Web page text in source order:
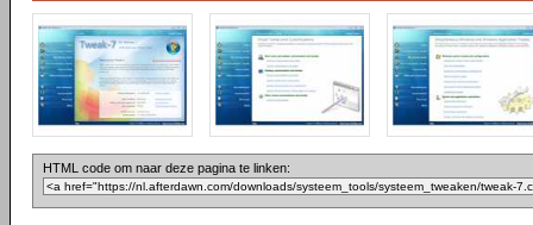
HTML code om naar deze pagina te linken: